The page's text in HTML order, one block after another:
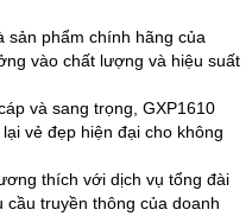
sản phẩm chính hãng của
vào chất lượng và hiệu suất
và sang trọng, GXP1610
vẻ đẹp hiện đại cho không
thích với dịch vụ tổng đài
truyền thông của doanh